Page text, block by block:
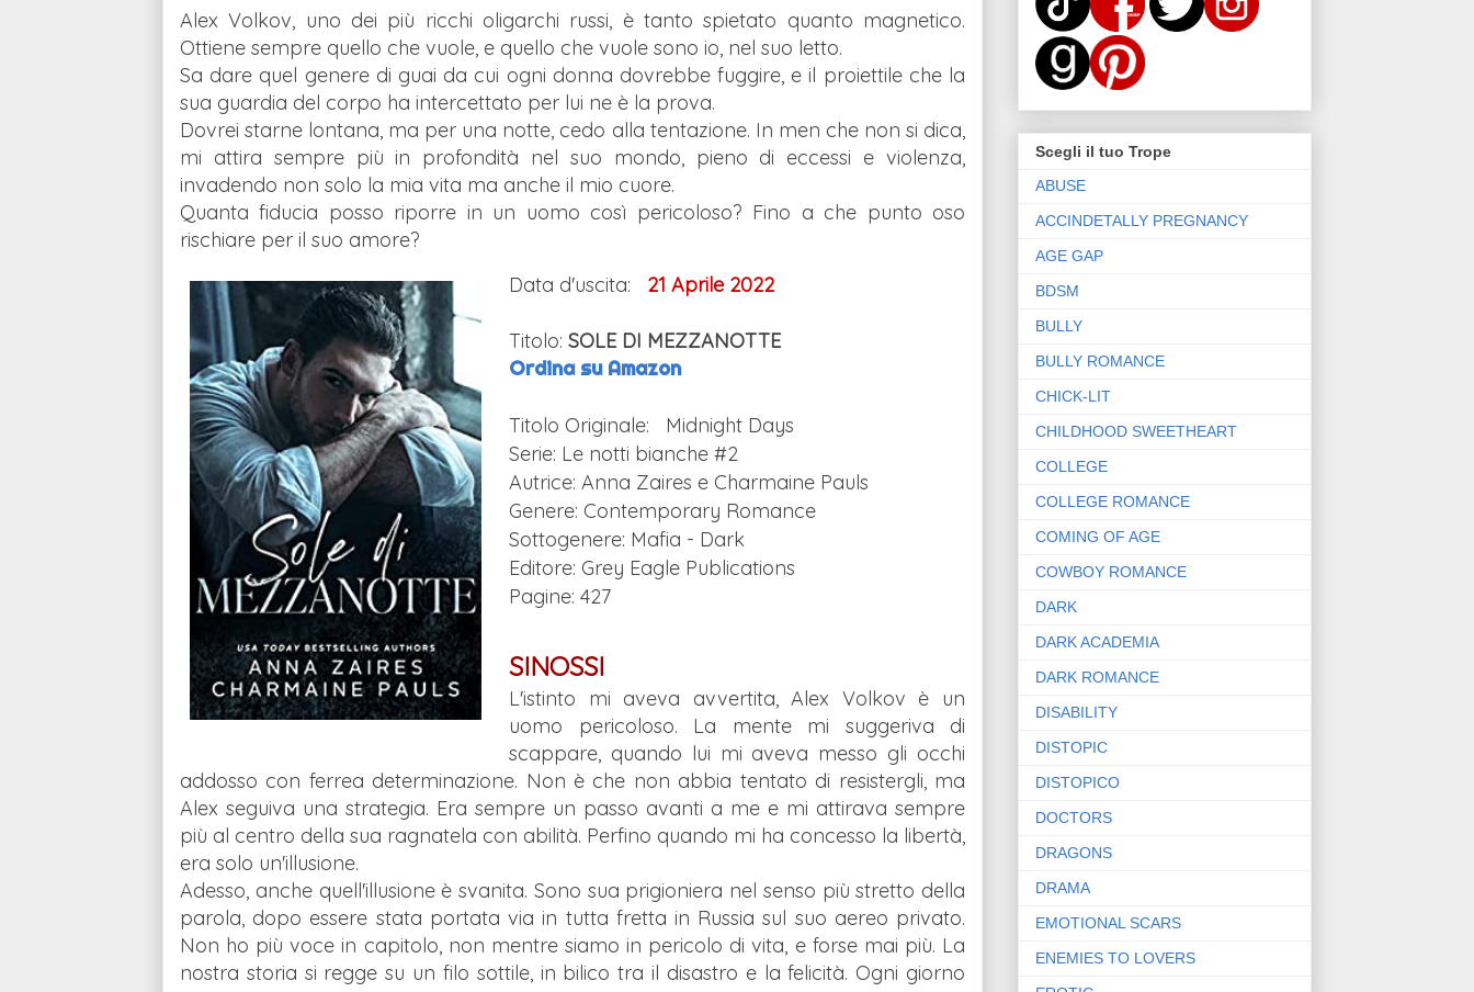
Alex Volkov, uno dei più ricchi oligarchi russi, è tanto spietato quanto magnetico.
Ottiene sempre quello che vuole, e quello che vuole sono io, nel suo letto.
Sa dare quel genere di guai da cui ogni donna dovrebbe fuggire, e il proiettile che la
sua guardia del corpo ha intercettato per lui ne è la prova.
Dovrei starne lontana, ma per una notte, cedo alla tentazione. In men che non si dica,
mi attira sempre più in profondità nel suo mondo, pieno di eccessi e violenza,
invadendo non solo la mia vita ma anche il mio cuore.
Quanta fiducia posso riporre in un uomo così pericoloso? Fino a che punto oso
rischiare per il suo amore?
Data d'uscita:
21 Aprile 2022
Titolo: SOLE DI MEZZANOTTE
Ordina su Amazon
Titolo Originale: Midnight Days
Serie: Le notti bianche #2
Autrice: Anna Zaires e Charmaine Pauls
Genere: Contemporary Romance
Sottogenere: Mafia - Dark
Editore: Grey Eagle Publications
Pagine: 427
SINOSSI
L'istinto mi aveva avvertita, Alex Volkov è un
uomo pericoloso. La mente mi suggeriva di
scappare, quando lui mi aveva messo gli occhi
addosso con ferrea determinazione. Non è che non abbia tentato di resistergli, ma
Alex seguiva una strategia. Era sempre un passo avanti a me e mi attirava sempre
più al centro della sua ragnatela con abilità. Perfino quando mi ha concesso la libertà,
era solo un'illusione.
Adesso, anche quell'illusione è svanita. Sono sua prigioniera nel senso più stretto della
parola, dopo essere stata portata via in tutta fretta in Russia sul suo aereo privato.
Non ho più voce in capitolo, non mentre siamo in pericolo di vita, e forse mai più. La
nostra storia si regge su un filo sottile, in bilico tra il disastro e la felicità. Ogni giorno
Scegli il tuo Trope
ABUSE
ACCINDETALLY PREGNANCY
AGE GAP
BDSM
BULLY
BULLY ROMANCE
CHICK-LIT
CHILDHOOD SWEETHEART
COLLEGE
COLLEGE ROMANCE
COMING OF AGE
COWBOY ROMANCE
DARK
DARK ACADEMIA
DARK ROMANCE
DISABILITY
DISTOPIC
DISTOPICO
DOCTORS
DRAGONS
DRAMA
EMOTIONAL SCARS
ENEMIES TO LOVERS